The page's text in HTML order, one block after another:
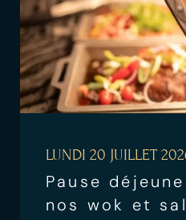
LUNDI 20 JUILLET
Pause
nos wok et